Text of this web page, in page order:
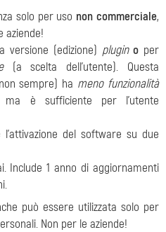
solo per uso non commerciale,
aziende!
versione (edizione) plugin o per
(a scelta dell'utente). Questa
sempre) ha meno funzionalità
è sufficiente per l'utente
l'attivazione del software su due
Include 1 anno di aggiornamenti
.
può essere utilizzata solo per
Non per le aziende!